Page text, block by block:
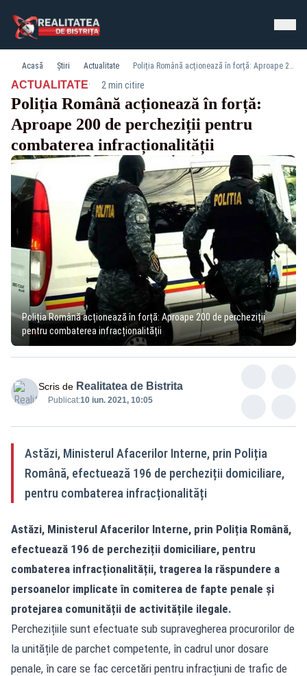
Acasă Știri Actualitate Poliția Română acționează în forță: Aproape 200 de percheziții pentru combaterea infracționalității
ACTUALITATE· 2 min citire
Poliția Română acționează în forță:
Aproape 200 de percheziții pentru
combaterea infracționalității
Poliția Română acționează în forță: Aproape 200 de percheziții
pentru combaterea infracționalității
Scris de Realitatea de Bistrita
Publicat:10 iun. 2021, 10:05
Astăzi, Ministerul Afacerilor Interne, prin Poliția
Română, efectuează 196 de percheziții domiciliare,
pentru combaterea infracționalități
Astăzi, Ministerul Afacerilor Interne, prin Poliția Română,
efectuează 196 de percheziții domiciliare, pentru
combaterea infracționalității, tragerea la răspundere a
persoanelor implicate în comiterea de fapte penale și
protejarea comunității de activitățile ilegale.
Perchezițiile sunt efectuate sub supravegherea procurorilor de
la unitățile de parchet competente, în cadrul unor dosare
penale, în care se fac cercetări pentru infracțiuni de trafic de